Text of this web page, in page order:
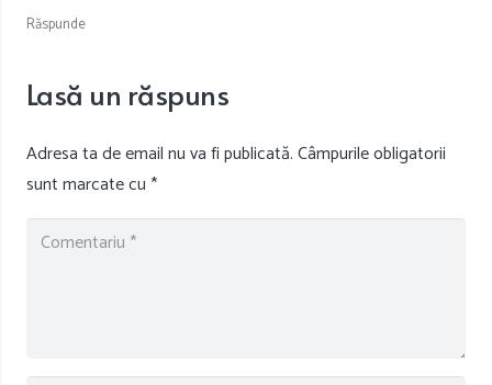
Răspunde
Lasă un răspuns
Adresa ta de email nu va fi publicată.Câmpurile obligatorii
sunt marcate cu *